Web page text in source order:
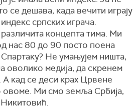
се дешава, када вечити играју
српских играча.
концепта тима. Ми
нас 80 до 90 посто поена
Не умањујем ништа,
оволико медија, да скренем
кад се деси крах Црвене
овоме. Ми смо земља Србија,
Никитовић.